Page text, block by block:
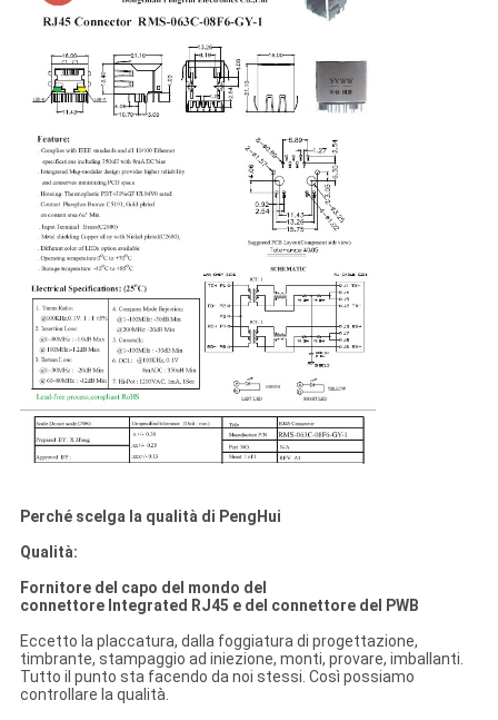
Perché scelga la qualità di PengHui
Qualità:
Fornitore del capo del mondo del
connettore Integrated RJ45 e del connettore del PWB
Eccetto la placcatura, dalla foggiatura di progettazione,
timbrante, stampaggio ad iniezione, monti, provare, imballanti.
Tutto il punto sta facendo da noi stessi. Così possiamo
controllare la qualità.